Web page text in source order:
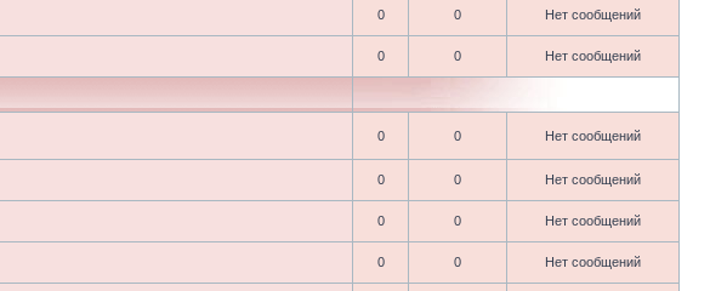
0 0 Нет сообщений
0 0 Нет сообщений
0 0 Нет сообщений
0 0 Нет сообщений
0 0 Нет сообщений
0 0 Нет сообщений